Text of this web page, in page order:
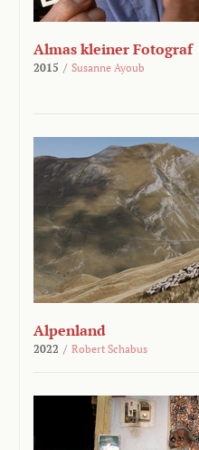
Almas kleiner Fotograf
2015 / Susanne Ayoub
Alpenland
2022 / Robert Schabus